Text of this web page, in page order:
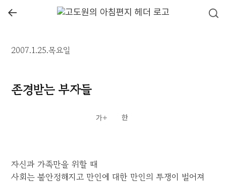
←
2007.1.25.목요일
존경받는 부자들
자신과 가족만을 위할 때
사회는 불안정해지고 만인에 대한 만인의 투쟁이 벌어져